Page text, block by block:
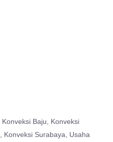
Konveksi Baju
Konveksi
Konveksi Surabaya
Usaha